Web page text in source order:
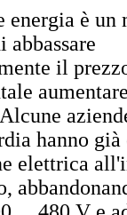
energia è un
abbassare
il
hanno
elettrica